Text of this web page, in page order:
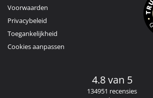
Voorwaarden
Privacybeleid
Toegankelijkheid
Cookies aanpassen
4.8 van 5
134951 recensies